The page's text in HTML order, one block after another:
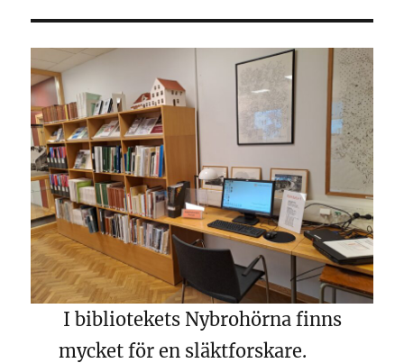
I bibliotekets Nybrohörna finns
mycket för en släktforskare.